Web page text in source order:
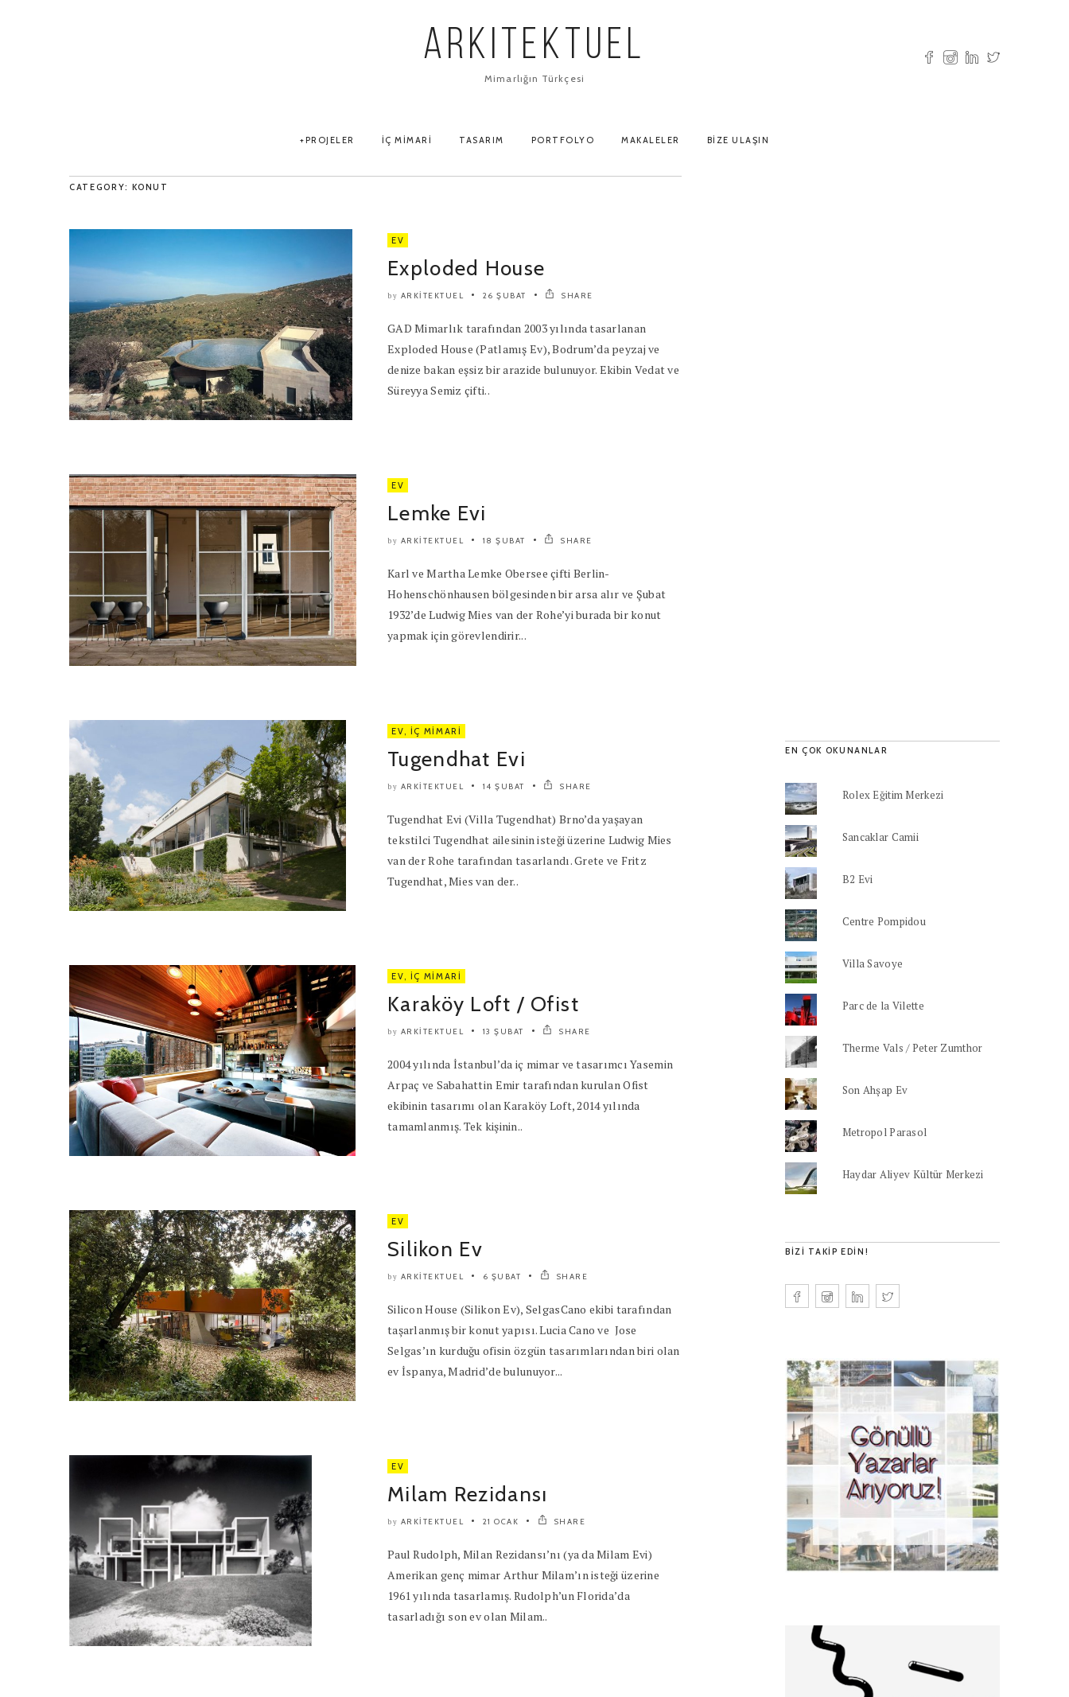
ARKITEKTUEL
Mimarlığın Türkçesi
PROJELER İÇ MIMARI TASARIM PORTFOLYO MAKALELER BIZE ULAŞIN
CATEGORY: KONUT
EV
Exploded House
by ARKITEKTUEL 26 ŞUBAT SHARE
GAD Mimarlık tarafından 2003 yılında tasarlanan
Exploded House (Patlamış Ev), Bodrum’da peyzaj ve
denize bakan eşsiz bir arazide bulunuyor. Ekibin Vedat ve
Süreyya Semiz çifti..
EV
Lemke Evi
by ARKITEKTUEL 18 ŞUBAT SHARE
Karl ve Martha Lemke Obersee çifti Berlin-
Hohenschönhausen bölgesinden bir arsa alır ve Şubat
1932’de Ludwig Mies van der Rohe’yi burada bir konut
yapmak için görevlendirir...
EV İÇ MIMARI
Tugendhat Evi
by ARKITEKTUEL 14 ŞUBAT SHARE
Tugendhat Evi (Villa Tugendhat) Brno’da yaşayan
tekstilci Tugendhat ailesinin isteği üzerine Ludwig Mies
van der Rohe tarafından tasarlandı. Grete ve Fritz
Tugendhat, Mies van der..
EV, İÇ MIMARI
Karaköy Loft / Ofist
by ARKITEKTUEL 13 ŞUBAT SHARE
2004 yılında İstanbul’da iç mimar ve tasarımcı Yasemin
Arpaç ve Sabahattin Emir tarafından kurulan Ofist
ekibinin tasarımı olan Karaköy Loft, 2014 yılında
tamamlanmış. Tek kişinin..
EV
Silikon Ev
by ARKITEKTUEL 6 ŞUBAT SHARE
Silicon House (Silikon Ev), SelgasCano ekibi tarafından
taşarlanmış bir konut yapısı. Lucia Cano ve Jose
Selgas’ın kurduğu ofisin özgün tasarımlarından biri olan
ev İspanya, Madrid’de bulunuyor...
EV
Milam Rezidansı
by ARKITEKTUEL 21 OCAK SHARE
Paul Rudolph, Milan Rezidansı’nı (ya da Milam Evi)
Amerikan genç mimar Arthur Milam’ın isteği üzerine
1961 yılında tasarlamış. Rudolph’un Florida’da
tasarladığı son ev olan Milam..
EN ÇOK OKUNANLAR
Rolex Eğitim Merkezi
Sancaklar Camii
B2 Evi
Centre Pompidou
Villa Savoye
Parc de la Vilette
Therme Vals / Peter Zumthor
Son Ahşap Ev
Metropol Parasol
Haydar Aliyev Kültür Merkezi
BIZI TAKIP EDIN!